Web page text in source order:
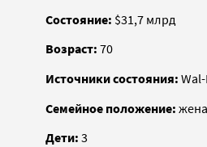
Состояние: $31,7 млрд
Возраст: 70
Источники состояния:
Семейное положение:
Дети: 3